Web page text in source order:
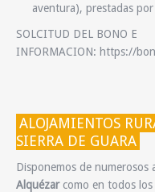
aventura), prestadas
SOLCITUD DEL BONO E
INFORMACION: https://
ALOJAMIENTOS
SIERRA DE GUARA
Disponemos de
Alquézarcomo en todos los